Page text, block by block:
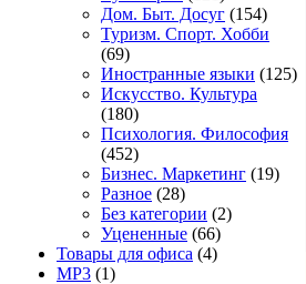
Дом. Быт. Досуг (154)
Туризм. Спорт. Хобби
(69)
Иностранные языки (125)
Искусство. Культура
(180)
Психология. Философия
(452)
Бизнес. Маркетинг (19)
Разное (28)
Без категории (2)
Уцененные (66)
Товары для офиса (4)
MP3 (1)